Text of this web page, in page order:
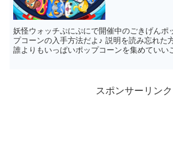
妖怪ウォッチぷにぷにで開催中のごきげんポ
プコーンの入手方法だよ♪ 説明を読み忘れた
誰よりもいっぱいポップコーンを集めていい
スポンサーリンク